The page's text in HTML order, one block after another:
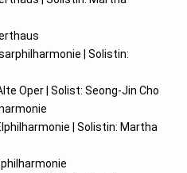
| Solistin:
Oper | Solist: Seong-Jin Cho
| Solistin: Martha